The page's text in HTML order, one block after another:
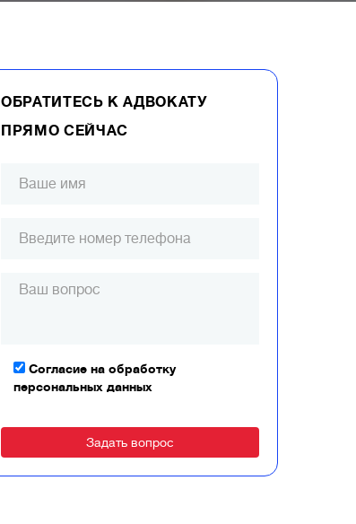
ОБРАТИТЕСЬ К АДВОКАТУ
ПРЯМО СЕЙЧАС
Согласие на обработку
персональных данных